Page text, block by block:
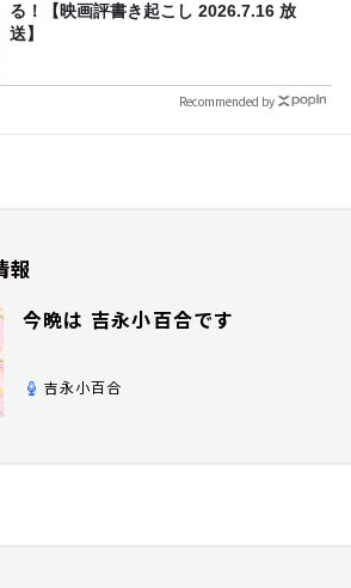
る！【映画評書き起こし 2026.7.16 放
送】
Recommended by
報
今晩は 吉永小百合です
吉永小百合